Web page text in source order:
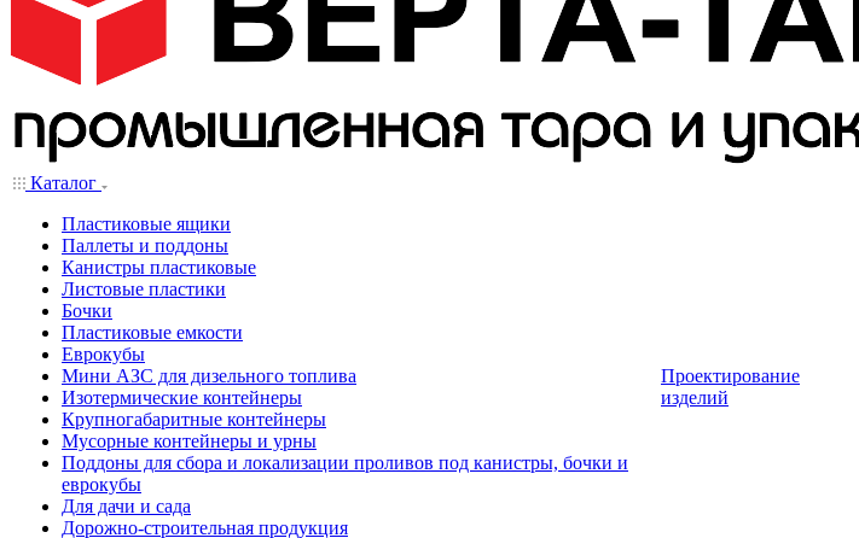
Каталог
Пластиковые ящики
Паллеты и поддоны
Канистры пластиковые
Листовые пластики
Бочки
Пластиковые емкости
Еврокубы
Мини АЗС для дизельного топлива
Изотермические контейнеры
Крупногабаритные контейнеры
Мусорные контейнеры и урны
Поддоны для сбора и локализации проливов под канистры, бочки и
еврокубы
Для дачи и сада
Дорожно-строительная продукция
Проектирование
изделий